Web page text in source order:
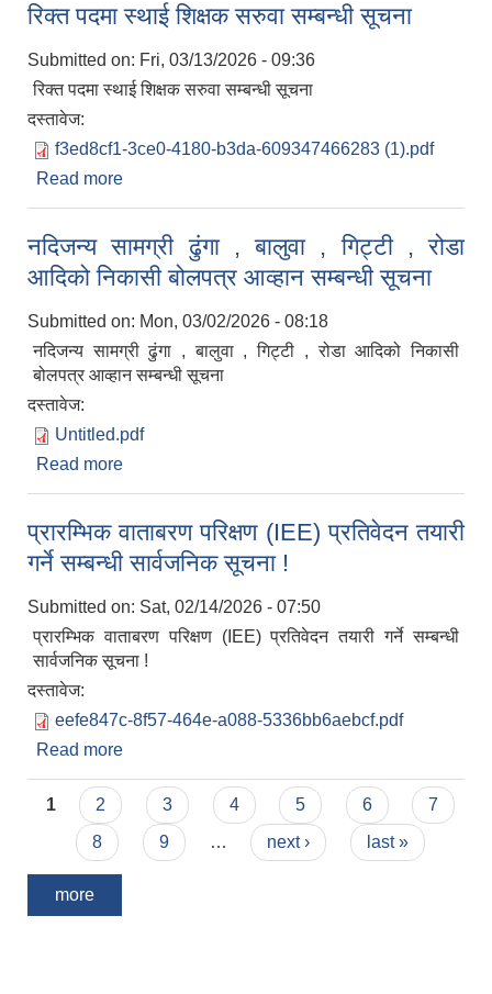
रिक्त पदमा स्थाई शिक्षक सरुवा सम्बन्धी सूचना
Submitted on: Fri, 03/13/2026 - 09:36
रिक्त पदमा स्थाई शिक्षक सरुवा सम्बन्धी सूचना
दस्तावेज:
f3ed8cf1-3ce0-4180-b3da-609347466283 (1).pdf
Read more
नदिजन्य सामग्री ढुंगा , बालुवा , गिट्टी , रोडा
आदिको निकासी बोलपत्र आव्हान सम्बन्धी सूचना
Submitted on: Mon, 03/02/2026 - 08:18
नदिजन्य सामग्री ढुंगा , बालुवा , गिट्टी , रोडा आदिको निकासी
बोलपत्र आव्हान सम्बन्धी सूचना
दस्तावेज:
Untitled.pdf
Read more
प्रारम्भिक वाताबरण परिक्षण (IEE) प्रतिवेदन तयारी
गर्ने सम्बन्धी सार्वजनिक सूचना !
Submitted on: Sat, 02/14/2026 - 07:50
प्रारम्भिक वाताबरण परिक्षण (IEE) प्रतिवेदन तयारी गर्ने सम्बन्धी
सार्वजनिक सूचना !
दस्तावेज:
eefe847c-8f57-464e-a088-5336bb6aebcf.pdf
Read more
Pages
1 2 3 4 5 6
7
8
9 … next › last »
more